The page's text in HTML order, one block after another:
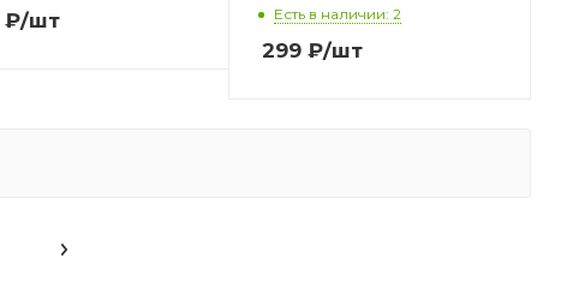
₽/шт Есть в наличии: 2
299₽/шт